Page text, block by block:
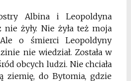
Albina i Leopoldyna
żyły. Nie żyła też moja
o śmierci Leopoldyny
nie wiedział. Została w
obcych ludzi. Nie chciała
ziemię, do Bytomia, gdzie